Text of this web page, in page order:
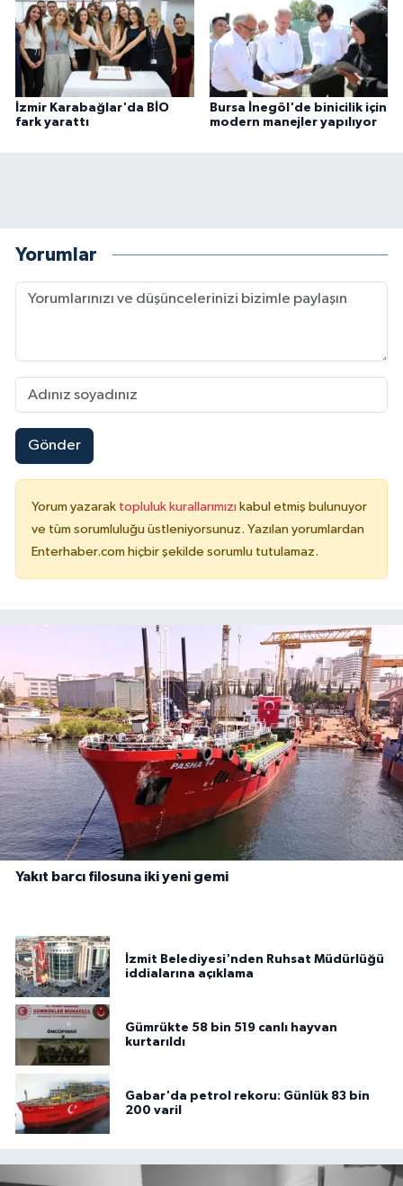
İzmir Karabağlar'da BİO
fark yarattı
Bursa İnegöl'de binicilik için
modern manejler yapılıyor
Yorumlar
Gönder
Yorum yazarak topluluk kurallarımızı kabul etmiş bulunuyor
ve tüm sorumluluğu üstleniyorsunuz. Yazılan yorumlardan
Enterhaber.com hiçbir şekilde sorumlu tutulamaz.
Yakıt barcı filosuna iki yeni gemi
İzmit Belediyesi'nden Ruhsat Müdürlüğü
iddialarına açıklama
Gümrükte 58 bin 519 canlı hayvan
kurtarıldı
Gabar'da petrol rekoru: Günlük 83 bin
200 varil